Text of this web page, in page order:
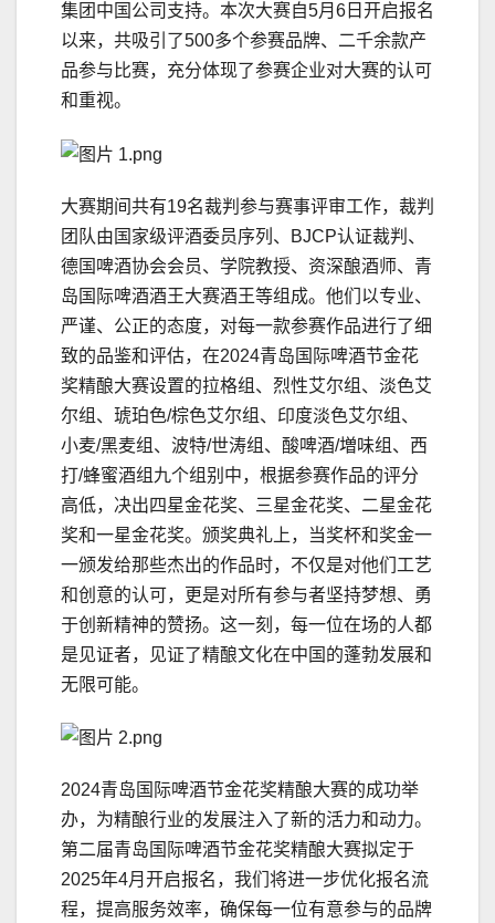
集团中国公司支持。本次大赛自5月6日开启报名
以来，共吸引了500多个参赛品牌、二千余款产
品参与比赛，充分体现了参赛企业对大赛的认可
和重视。
大赛期间共有19名裁判参与赛事评审工作，裁判
团队由国家级评酒委员序列、BJCP认证裁判、
德国啤酒协会会员、学院教授、资深酿酒师、青
岛国际啤酒酒王大赛酒王等组成。他们以专业、
严谨、公正的态度，对每一款参赛作品进行了细
致的品鉴和评估，在2024青岛国际啤酒节金花
奖精酿大赛设置的拉格组、烈性艾尔组、淡色艾
尔组、琥珀色/棕色艾尔组、印度淡色艾尔组、
小麦/黑麦组、波特/世涛组、酸啤酒/増味组、西
打/蜂蜜酒组九个组别中，根据参赛作品的评分
高低，决出四星金花奖、三星金花奖、二星金花
奖和一星金花奖。颁奖典礼上，当奖杯和奖金一
一颁发给那些杰出的作品时，不仅是对他们工艺
和创意的认可，更是对所有参与者坚持梦想、勇
于创新精神的赞扬。这一刻，每一位在场的人都
是见证者，见证了精酿文化在中国的蓬勃发展和
无限可能。
2024青岛国际啤酒节金花奖精酿大赛的成功举
办，为精酿行业的发展注入了新的活力和动力。
第二届青岛国际啤酒节金花奖精酿大赛拟定于
2025年4月开启报名，我们将进一步优化报名流
程，提高服务效率，确保每一位有意参与的品牌